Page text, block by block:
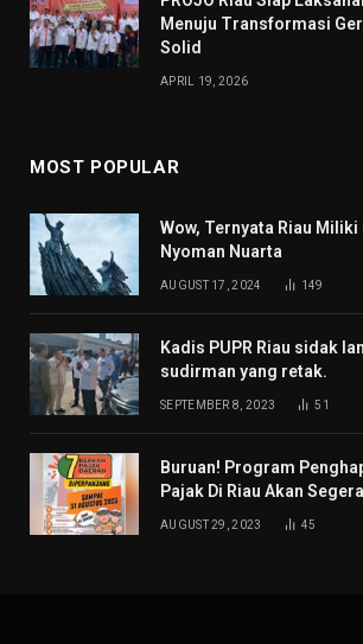
Menuju Transformasi
Solid
APRIL 19, 2026
MOST POPULAR
Wow, Ternyata Riau Miliki
Nyoman Nuarta
AUGUST 17, 2024 149
Kadis PUPR Riau sidak
sudirman yang retak.
SEPTEMBER 8, 2023 51
Buruan! Program
Pajak Di Riau Akan
AUGUST 29, 2023 45